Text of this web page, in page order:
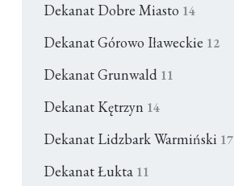
Dekanat Dobre Miasto 14
Dekanat Górowo Iławeckie 12
Dekanat Grunwald 11
Dekanat Kętrzyn 14
Dekanat Lidzbark Warmiński 17
Dekanat Łukta 11